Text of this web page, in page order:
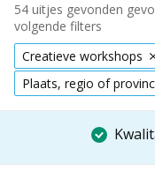
54 uitjes gevonden
volgende filters
Creatieve workshops
Plaats, regio of